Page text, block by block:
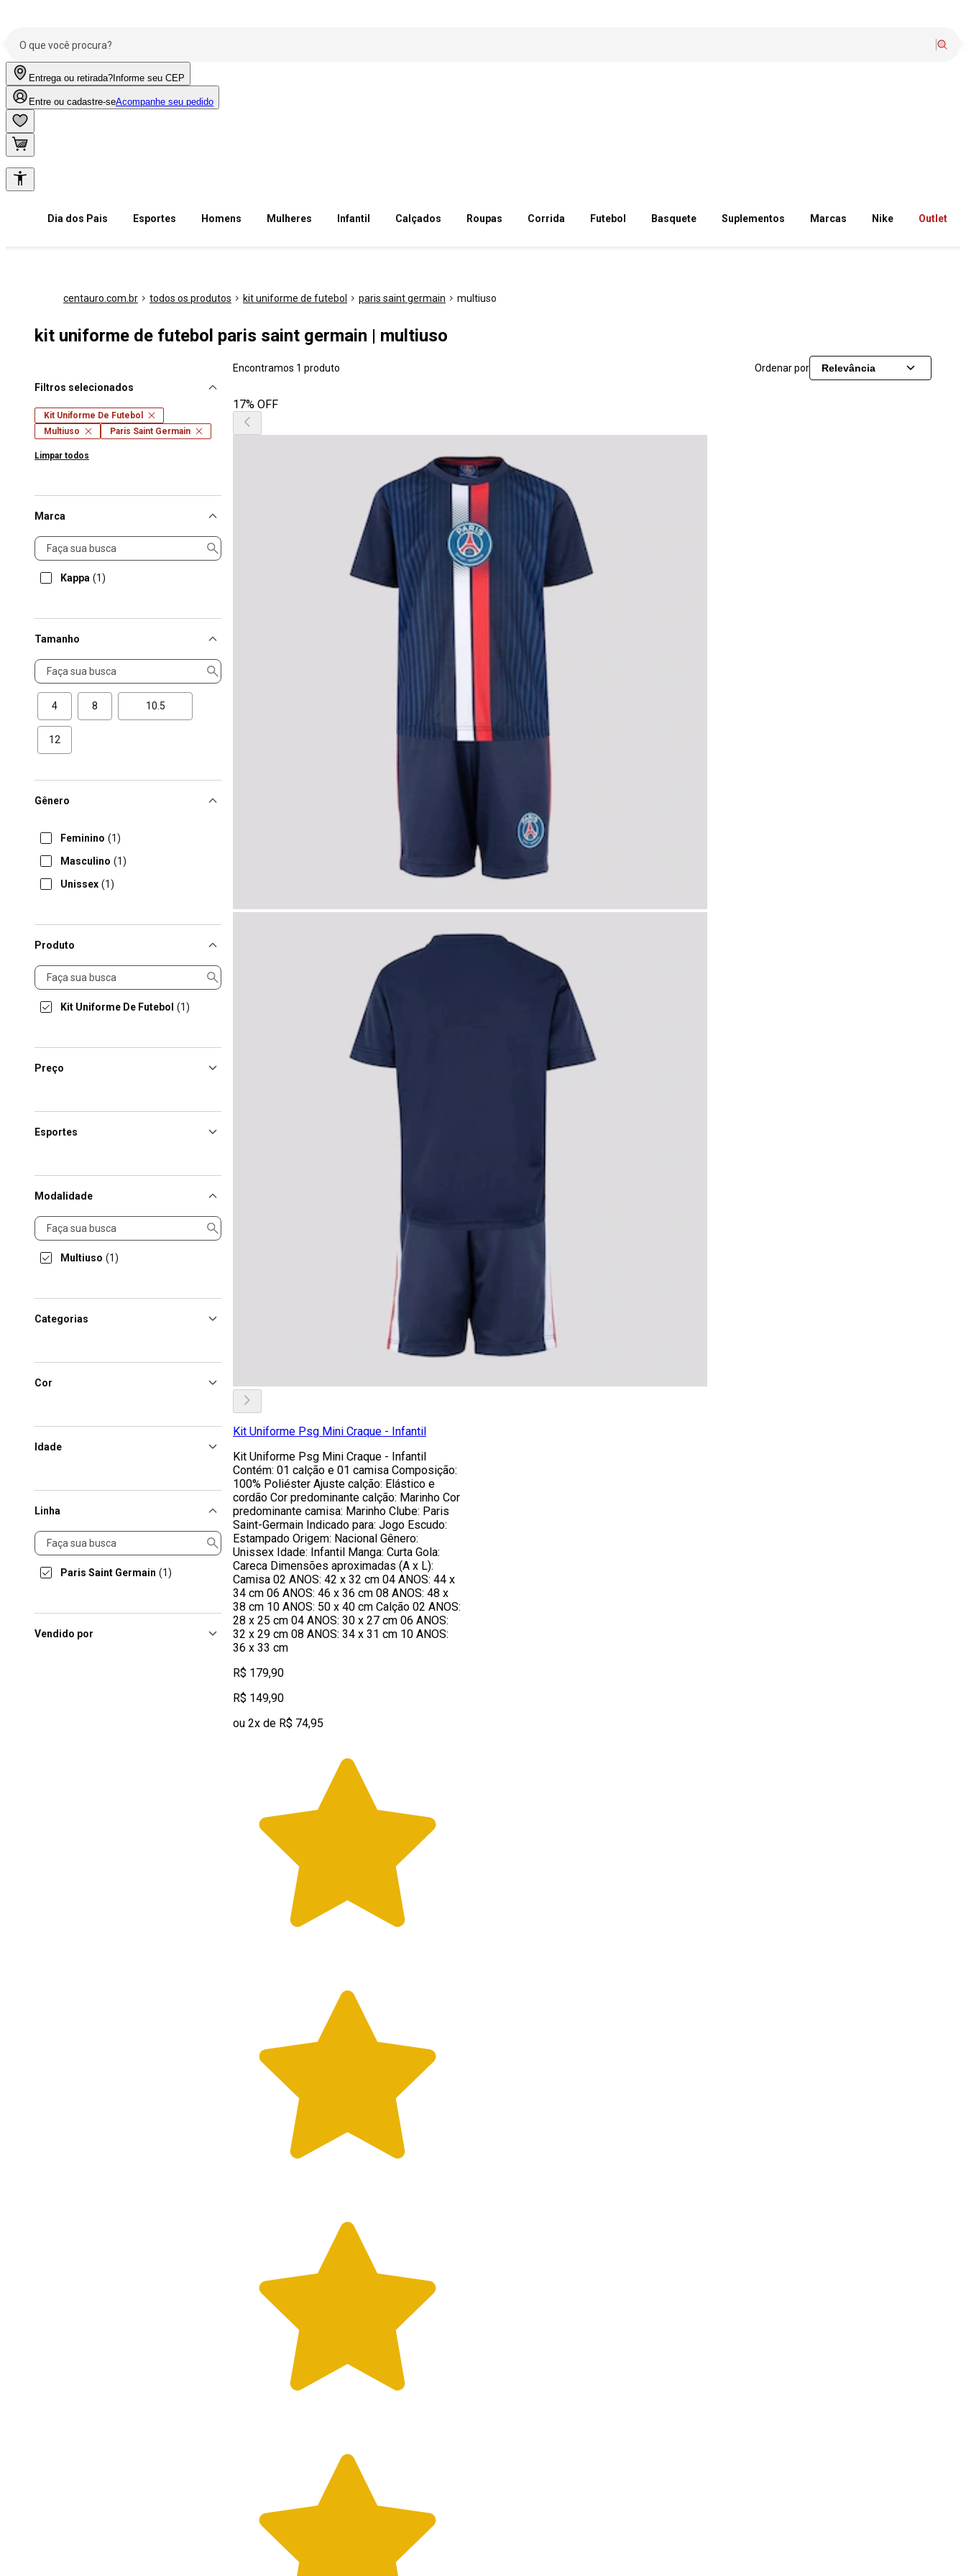
Entrega ou retirada? Informe seu CEP
Entre ou cadastre-seAcompanhe seu pedido
Dia dos Pais Esportes Homens Mulheres Infantil Calçados Roupas Corrida Futebol Basquete Suplementos Marcas Nike Outlet
centauro.com.br todos os produtos kit uniforme de futebol paris saint germain multiuso
kit uniforme de futebol paris saint germain | multiuso
Filtros selecionados
Kit Uniforme De Futebol
Multiuso
Paris Saint Germain
Limpar todos
Marca
Marca
Kappa (1)
Tamanho
Tamanho
4 8 10.5
12
Gênero
Feminino (1)
Masculino (1)
Unissex (1)
Produto
Produto
Kit Uniforme De Futebol (1)
Preço
Esportes
Modalidade
Modalidade
Multiuso (1)
Categorias
Cor
Idade
Linha
Linha
Paris Saint Germain (1)
Vendido por
Encontramos 1 produto Ordenar por Relevância
17% OFF
Kit Uniforme Psg Mini Craque - Infantil
Kit Uniforme Psg Mini Craque - Infantil
Contém: 01 calção e 01 camisa Composição:
100% Poliéster Ajuste calção: Elástico e
cordão Cor predominante calção: Marinho Cor
predominante camisa: Marinho Clube: Paris
Saint-Germain Indicado para: Jogo Escudo:
Estampado Origem: Nacional Gênero:
Unissex Idade: Infantil Manga: Curta Gola:
Careca Dimensões aproximadas (A x L):
Camisa 02 ANOS: 42 x 32 cm 04 ANOS: 44 x
34 cm 06 ANOS: 46 x 36 cm 08 ANOS: 48 x
38 cm 10 ANOS: 50 x 40 cm Calção 02 ANOS:
28 x 25 cm 04 ANOS: 30 x 27 cm 06 ANOS:
32 x 29 cm 08 ANOS: 34 x 31 cm 10 ANOS:
36 x 33 cm
R$ 179,90
R$ 149,90
ou 2x de R$ 74,95